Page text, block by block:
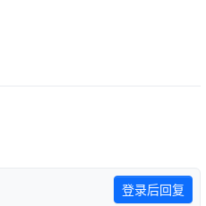
登录后回复